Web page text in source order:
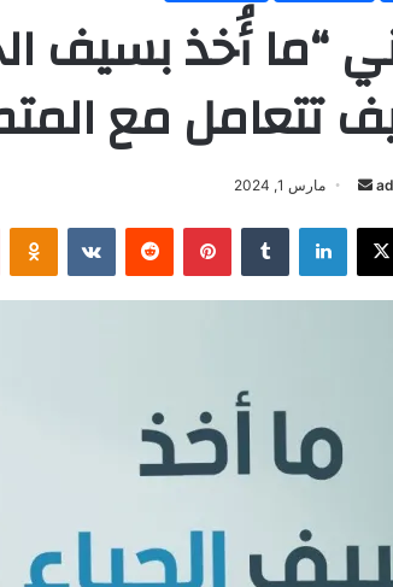
“ما أُخذ بسيف
تتعامل مع
أرسل
إلكترونيا
مارس 1, 2024
X لينكدإن بينتيريست